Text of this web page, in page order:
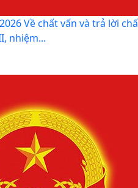
Về chất vấn và trả lời
nhiệm...